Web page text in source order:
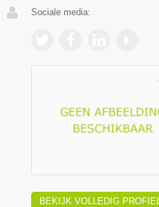
Sociale media:
BEKIJK VOLLEDIG PROFIEL